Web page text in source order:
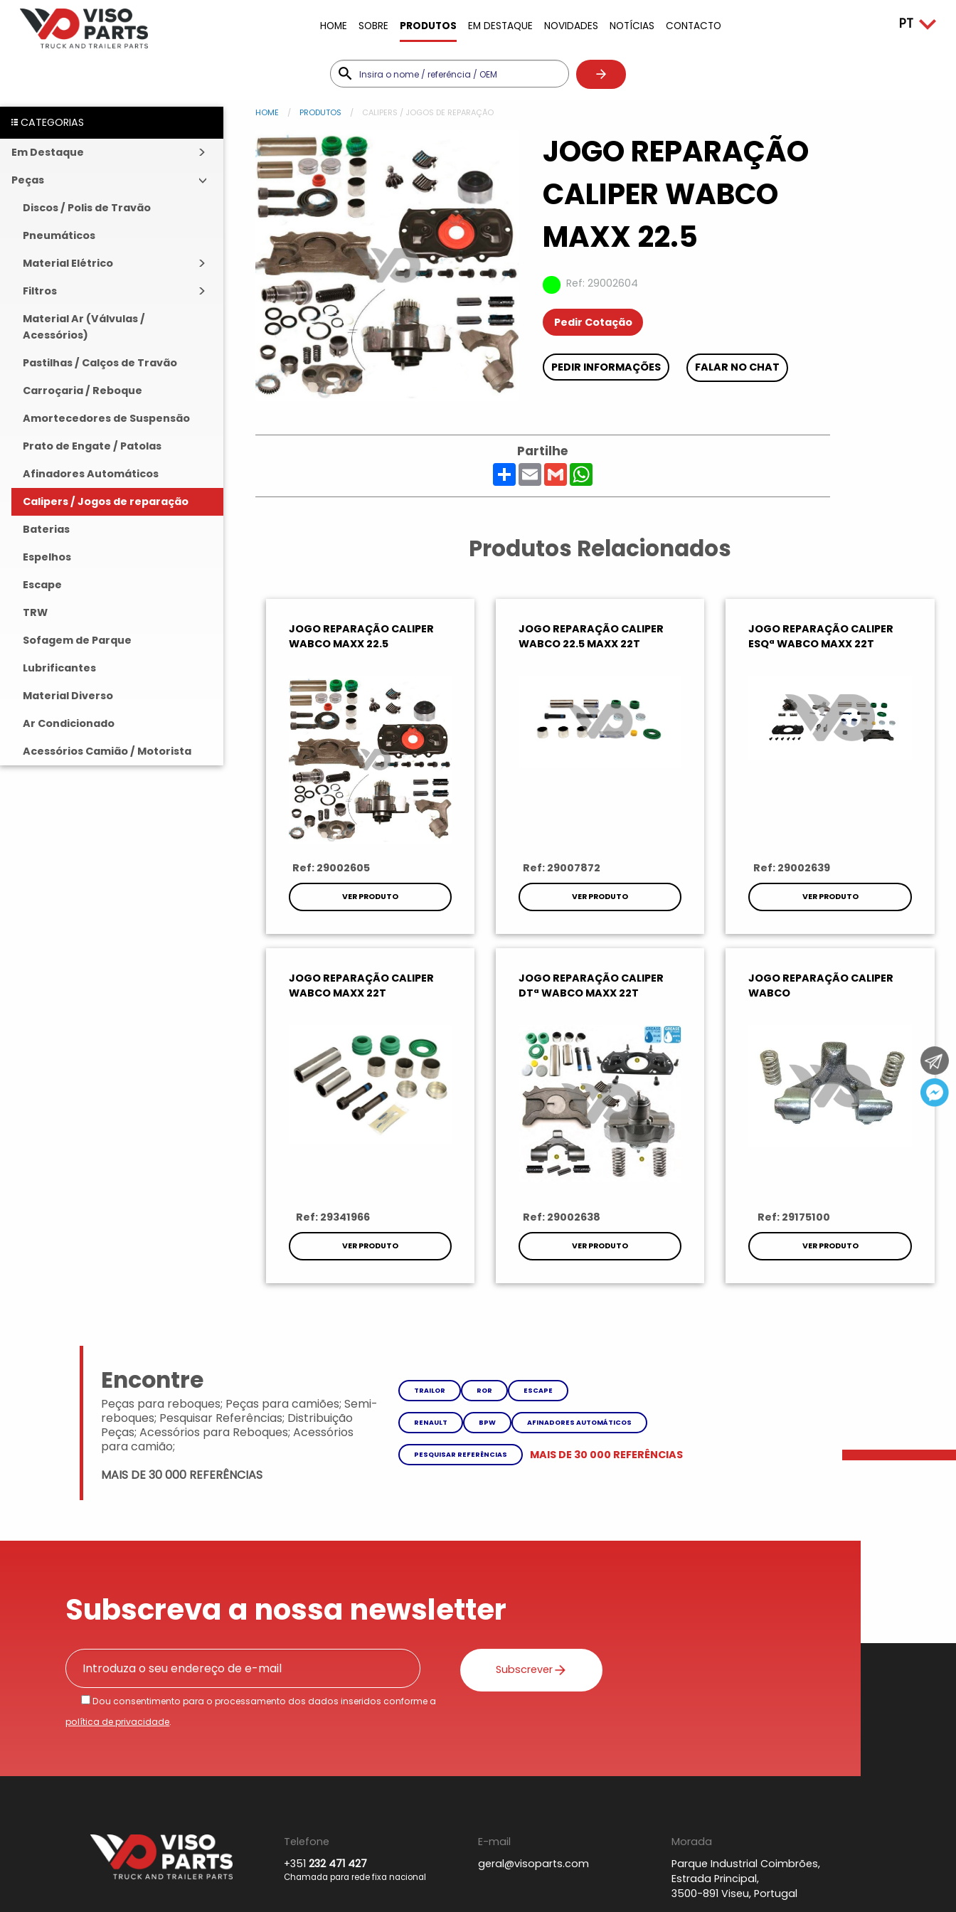
HOME SOBRE PRODUTOS EM DESTAQUE NOVIDADES NOTÍCIAS CONTACTO
CATEGORIAS
Em Destaque
Peças
Discos / Polis de Travão
Pneumáticos
Material Elétrico
Filtros
Material Ar (Válvulas /
Acessórios)
Pastilhas / Calços de Travão
Carroçaria / Reboque
Amortecedores de Suspensão
Prato de Engate / Patolas
Afinadores Automáticos
Calipers / Jogos de reparação
Baterias
Espelhos
Escape
TRW
Sofagem de Parque
Lubrificantes
Material Diverso
Ar Condicionado
Acessórios Camião / Motorista
HOME PRODUTOS CALIPERS / JOGOS DE REPARAÇÃO
JOGO REPARAÇÃO
CALIPER WABCO
MAXX 22.5
Ref: 29002604
Pedir Cotação
PEDIR INFORMAÇÕES FALAR NO CHAT
Partilhe
ShareEmailGmailWhatsApp
Produtos Relacionados
JOGO REPARAÇÃO CALIPER
WABCO MAXX 22.5
Ref: 29002605
VER PRODUTO
JOGO REPARAÇÃO CALIPER
WABCO 22.5 MAXX 22T
Ref: 29007872
VER PRODUTO
JOGO REPARAÇÃO CALIPER
ESQª WABCO MAXX 22T
Ref: 29002639
VER PRODUTO
JOGO REPARAÇÃO CALIPER
WABCO MAXX 22T
Ref: 29341966
VER PRODUTO
JOGO REPARAÇÃO CALIPER
DTª WABCO MAXX 22T
Ref: 29002638
VER PRODUTO
JOGO REPARAÇÃO CALIPER
WABCO
Ref: 29175100
VER PRODUTO
Encontre
Peças para reboques; Peças para camiões; Semi-
reboques; Pesquisar Referências; Distribuição
Peças; Acessórios para Reboques; Acessórios
para camião;
MAIS DE 30 000 REFERÊNCIAS
TRAILOR ROR ESCAPE
RENAULT BPW AFINADORES AUTOMÁTICOS
PESQUISAR REFERÊNCIAS MAIS DE 30 000 REFERÊNCIAS
Subscreva a nossa newsletter
Dou consentimento para o processamento dos dados inseridos conforme a
política de privacidade.
Subscrever
Telefone
+351232 471 427
Chamada para rede fixa nacional
E-mail
geral@visoparts.com
Morada
Parque Industrial Coimbrões,
Estrada Principal,
3500-891 Viseu, Portugal